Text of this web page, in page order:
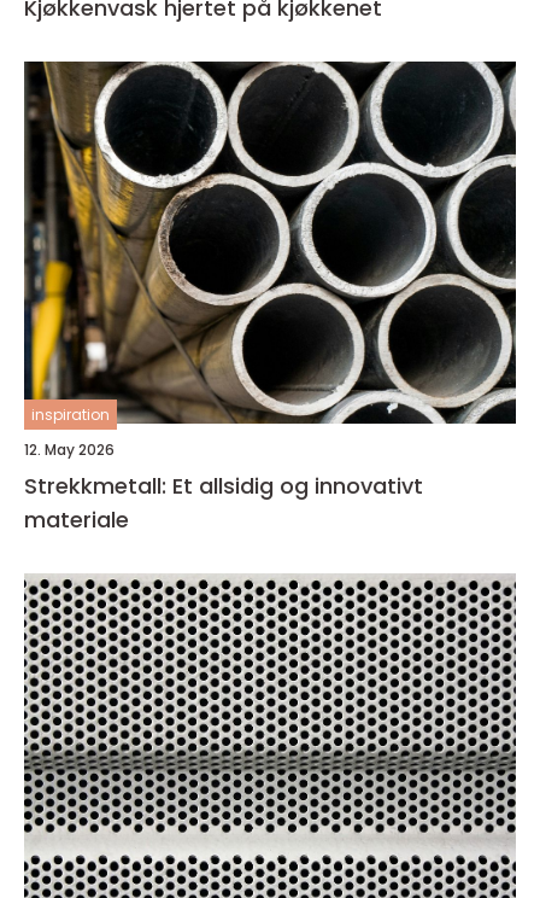
Kjøkkenvask hjertet på kjøkkenet
inspiration
12. May 2026
Strekkmetall: Et allsidig og innovativt
materiale